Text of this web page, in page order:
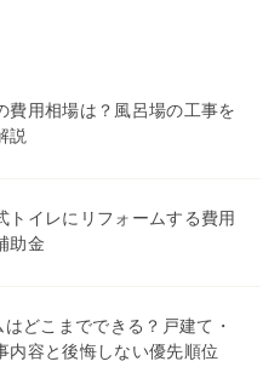
費用相場は？風呂場の工事を
説
トイレにリフォームする費用
助金
どこまでできる？戸建て・
内容と後悔しない優先順位